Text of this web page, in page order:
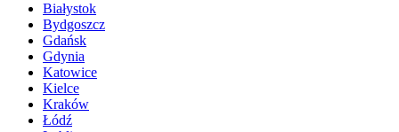
Białystok
Bydgoszcz
Gdańsk
Gdynia
Katowice
Kielce
Kraków
Łódź